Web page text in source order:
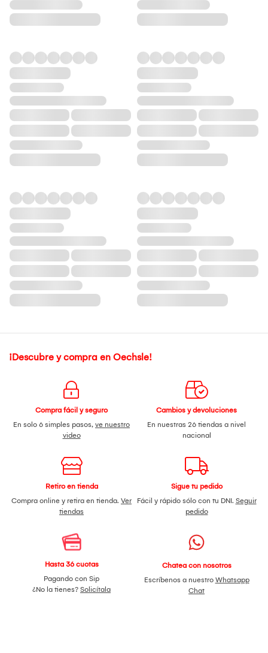
¡Descubre y compra en Oechsle!
Compra fácil y seguro
En solo 6 simples pasos, ve nuestro
video
Cambios y devoluciones
En nuestras 26 tiendas a nivel
nacional
Retiro en tienda
Compra online y retira en tienda. Ver
tiendas
Sigue tu pedido
Fácil y rápido sólo con tu DNI. Seguir
pedido
Hasta 36 cuotas
Pagando con Sip
¿No la tienes? Solicítala
Chatea con nosotros
Escríbenos a nuestro Whatsapp
Chat